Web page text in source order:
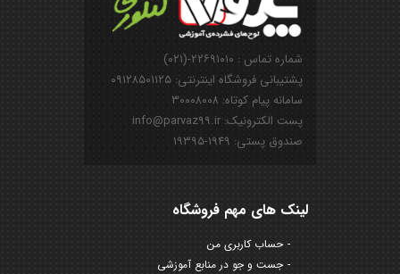
شماره تماس : ۲۲۶۹۱۰۱۰-(۰۲۱)
پشتیبانی فروشگاه اینترنتی: ۰۹۱۲۸۵۰۱۱۲۵
سامانه پیام کوتاه: ۳۰۰۰۸۰۰۸
پست الکترونیک: info@parvaz99.ir
صندوق پستی: ۱۹۴۹-۱۹۳۹۵
لینک های مهم فروشگاه
حساب کاربری من
جست و جو در منابع آموزشی